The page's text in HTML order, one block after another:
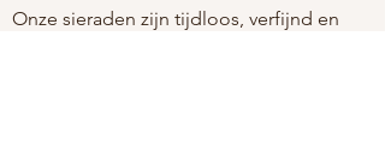
Onze sieraden zijn tijdloos, verfijnd en